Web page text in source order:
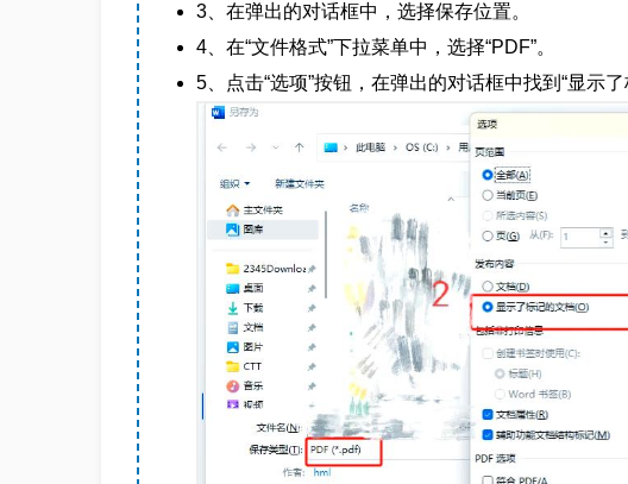
3、在弹出的对话框中，选择保存位置。
4、在“文件格式”下拉菜单中，选择“PDF”。
5、点击“选项”按钮，在弹出的对话框中找到“显示了